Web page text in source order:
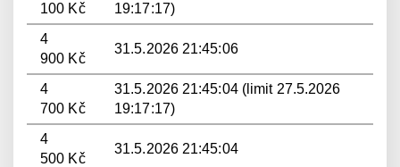
100 Kč
19:17:17)
4
900 Kč
31.5.2026 21:45:06
4
700 Kč
31.5.2026 21:45:04 (limit 27.5.2026
19:17:17)
4
500 Kč
31.5.2026 21:45:04